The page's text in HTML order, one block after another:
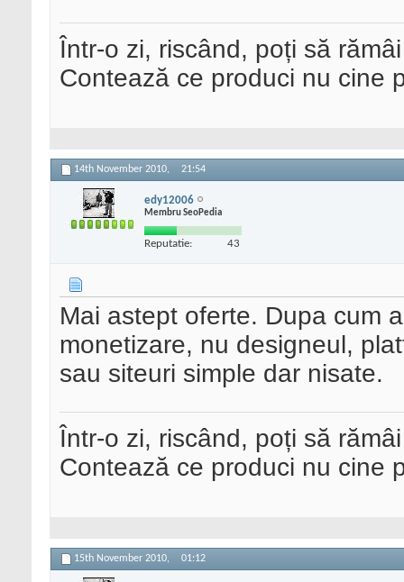
Într-o zi, riscând, poți să
Contează ce produci nu cine
14th November 2010, 21:54
edy12006
Membru SeoPedia
Reputatie: 43
Mai astept oferte. Dupa cum
monetizare, nu designeul,
sau siteuri simple dar nisate.
Într-o zi, riscând, poți să
Contează ce produci nu cine
15th November 2010, 01:12